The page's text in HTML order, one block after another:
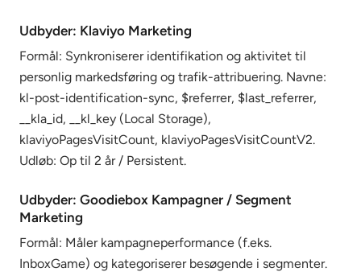
Udbyder: Klaviyo Marketing
Formål: Synkroniserer identifikation og aktivitet til
personlig markedsføring og trafik-attribuering. Navne:
kl-post-identification-sync, $referrer, $last_referrer,
__kla_id, __kl_key (Local Storage),
klaviyoPagesVisitCount, klaviyoPagesVisitCountV2.
Udløb: Op til 2 år / Persistent.
Udbyder: Goodiebox Kampagner / Segment
Marketing
Formål: Måler kampagneperformance (f.eks.
InboxGame) og kategoriserer besøgende i segmenter.